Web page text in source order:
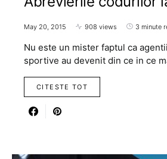
May 20, 2015 908 views 3 minute
Nu este un mister faptul ca
sportive au devenit din ce in ce
CITESTE TOT